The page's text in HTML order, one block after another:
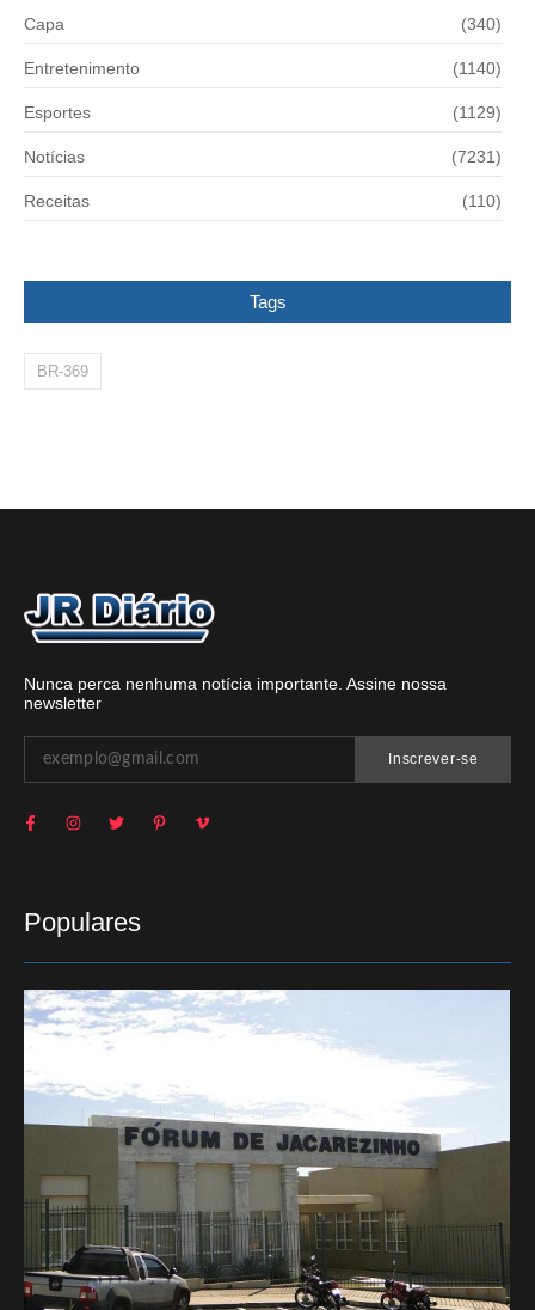
Capa (340)
Entretenimento (1140)
Esportes (1129)
Notícias (7231)
Receitas (110)
Tags
BR-369
Nunca perca nenhuma notícia importante. Assine nossa
newsletter
Inscrever-se
Populares